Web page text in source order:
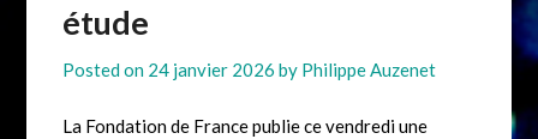
étude
Posted on 24 janvier 2026 by Philippe Auzenet
La Fondation de France publie ce vendredi une